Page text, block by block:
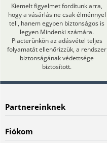
Kiemelt figyelmet fordítunk arra,
hogy a vásárlás ne csak élménnyel
teli, hanem egyben biztonságos is
legyen Mindenki számára.
Piacterünkön az adásvétel teljes
folyamatát ellenőrizzük, a rendszer
biztonságának védettsége
biztosított.
Partnereinknek
Fiókom